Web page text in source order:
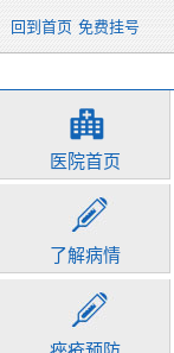
回到首页 免费挂号
医院首页
了解病情